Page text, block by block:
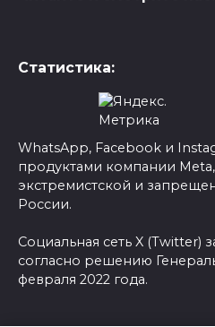
Статистика:
WhatsApp, Facebook и
продуктами компании
экстремистской и
России.
Социальная сеть X (Twitter)
согласно решению
февраля 2022 года.